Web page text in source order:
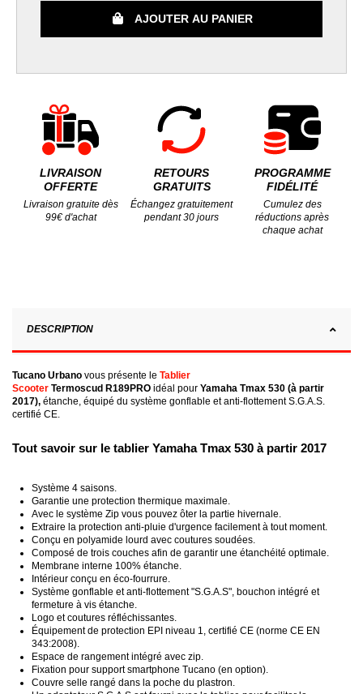
AJOUTER AU PANIER
LIVRAISON
OFFERTE
Livraison gratuite dès
99€ d'achat
RETOURS
GRATUITS
Échangez gratuitement
pendant 30 jours
PROGRAMME
FIDÉLITÉ
Cumulez des
réductions après
chaque achat
DESCRIPTION
Tucano Urbano vous présente le Tablier
Scooter Termoscud R189PRO idéal pour Yamaha Tmax 530 (à partir
2017), étanche, équipé du système gonflable et anti-flottement S.G.A.S.
certifié CE.
Tout savoir sur le tablier Yamaha Tmax 530 à partir 2017
Système 4 saisons.
Garantie une protection thermique maximale.
Avec le système Zip vous pouvez ôter la partie hivernale.
Extraire la protection anti-pluie d'urgence facilement à tout moment.
Conçu en polyamide lourd avec coutures soudées.
Composé de trois couches afin de garantir une étanchéité optimale.
Membrane interne 100% étanche.
Intérieur conçu en éco-fourrure.
Système gonflable et anti-flottement "S.G.A.S", bouchon intégré et
fermeture à vis étanche.
Logo et coutures réfléchissantes.
Équipement de protection EPI niveau 1, certifié CE (norme CE EN
343:2008).
Espace de rangement intégré avec zip.
Fixation pour support smartphone Tucano (en option).
Couvre selle rangé dans la poche du plastron.